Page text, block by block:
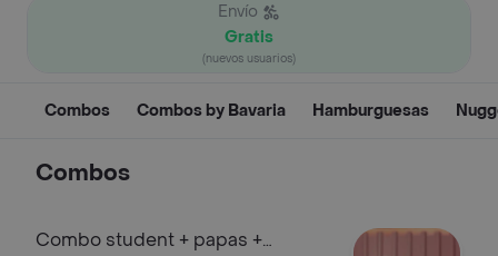
Envío
Gratis
(nuevos usuarios)
Combos Combos by Bavaria Hamburguesas
Combos
Combo student + papas +